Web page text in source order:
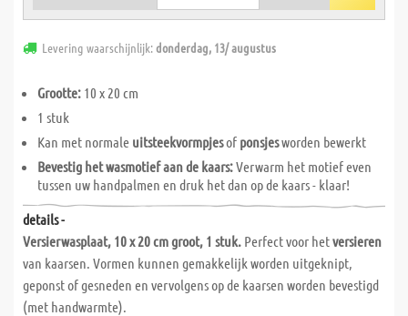
Levering waarschijnlijk:donderdag, 13/ augustus
Grootte: 10 x 20 cm
1 stuk
Kan met normale uitsteekvormpjesof ponsjesworden bewerkt
Bevestig het wasmotief aan de kaars:Verwarm het motief even
tussen uw handpalmen en druk het dan op de kaars - klaar!
details -
Versierwasplaat, 10 x 20 cm groot, 1 stuk. Perfect voor hetversieren
van kaarsen. Vormen kunnen gemakkelijk worden uitgeknipt,
geponst of gesneden en vervolgens op de kaarsen worden bevestigd
(met handwarmte).